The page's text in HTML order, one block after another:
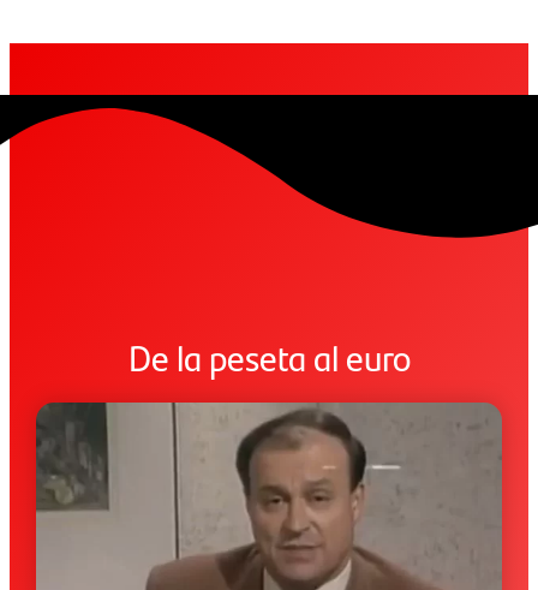
De la peseta al euro